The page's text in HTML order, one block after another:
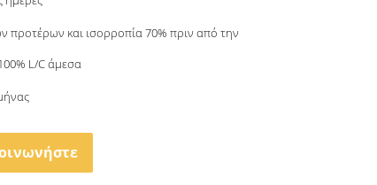
προτέρων και ισορροπία 70% πριν από την
L/C άμεσα